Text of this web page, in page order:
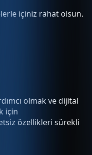
içiniz rahat olsun.
olmak ve dijital
için
özellikleri sürekli